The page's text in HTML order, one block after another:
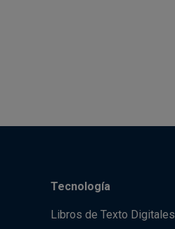
Tecnología
Libros de Texto Digitales